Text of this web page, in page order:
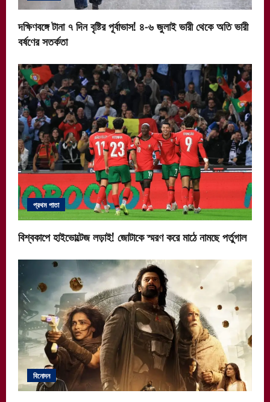
দক্ষিণবঙ্গে টানা ৭ দিন বৃষ্টির পূর্বাভাস! ৪-৬ জুলাই ভারী থেকে অতি ভারী
বর্ষণের সতর্কতা
প্রথম পাতা
বিশ্বকাপে হাইভোল্টেজ লড়াই! জোটাকে স্মরণ করে মাঠে নামছে পর্তুগাল
বিনোদন